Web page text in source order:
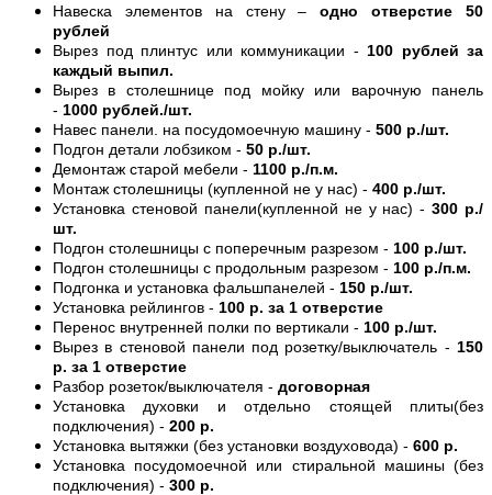
Навеска элементов на стену –одно отверстие 50
рублей
Вырез под плинтус или коммуникации - 100 рублей за
каждый выпил.
Вырез в столешнице под мойку или варочную панель
- 1000 рублей./шт.
Навес панели. на посудомоечную машину - 500 р./шт.
Подгон детали лобзиком - 50 р./шт.
Демонтаж старой мебели - 1100 р./п.м.
Монтаж столешницы (купленной не у нас) - 400 р./шт.
Установка стеновой панели(купленной не у нас) -300 р./
шт.
Подгон столешницы с поперечным разрезом - 100 р./шт.
Подгон столешницы с продольным разрезом - 100 р./п.м.
Подгонка и установка фальшпанелей - 150 р./шт.
Установка рейлингов - 100 р. за 1 отверстие
Перенос внутренней полки по вертикали - 100 р./шт.
Вырез в стеновой панели под розетку/выключатель - 150
р. за 1 отверстие
Разбор розеток/выключателя - договорная
Установка духовки и отдельно стоящей плиты(без
подключения) - 200 р.
Установка вытяжки (без установки воздуховода) - 600 р.
Установка посудомоечной или стиральной машины (без
подключения) - 300 р.